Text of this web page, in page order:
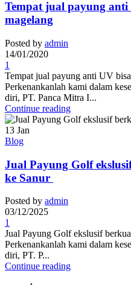
Tempat jual payung
magelang
Posted by admin
14/01/2020
1
Tempat jual payung anti UV
Perkenankanlah kami dalam
diri, PT. Panca Mitra I...
Continue reading
13 Jan
Blog
Jual Payung Golf
ke Sanur
Posted by admin
03/12/2025
1
Jual Payung Golf ekslusif
Perkenankanlah kami dalam
diri, PT. P...
Continue reading